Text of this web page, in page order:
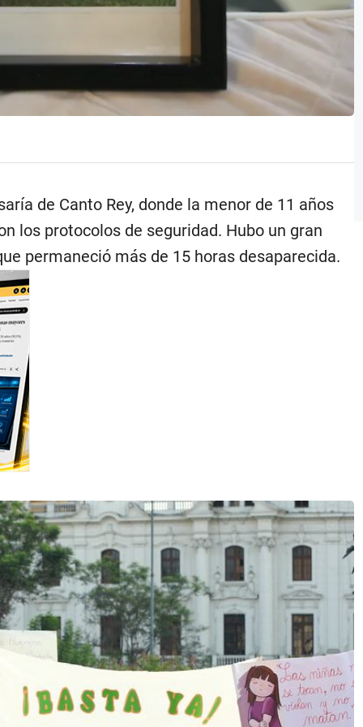
de Canto Rey, donde la menor de 11 años
los protocolos de seguridad. Hubo un gran
permaneció más de 15 horas desaparecida.